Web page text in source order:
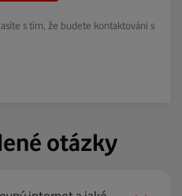
s tím, že budete kontaktováni s
otázky